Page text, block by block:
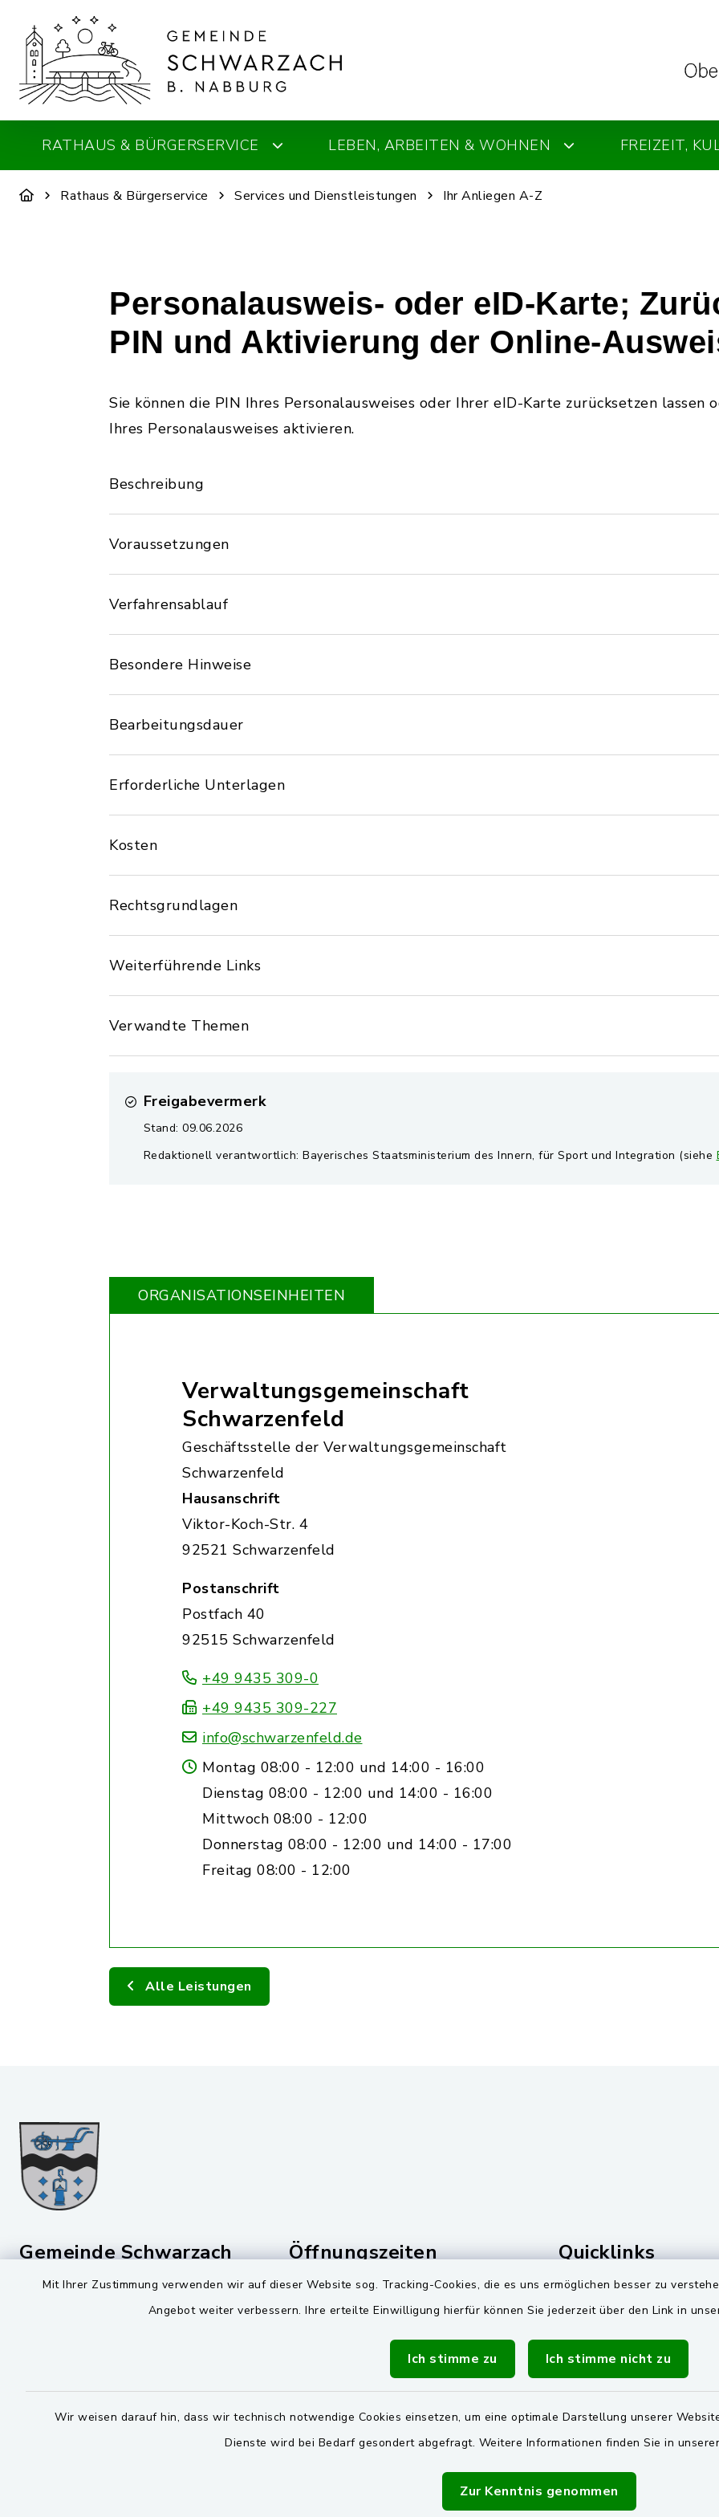
Mit Ihrer Zustimmung verwenden wir auf dieser Website sog. Tracking-Cookies, die es uns ermöglichen besser zu
Angebot weiter verbessern. Ihre erteilte Einwilligung hierfür können Sie jederzeit über den Link in
Ich stimme zu Ich stimme nicht zu
Wir weisen darauf hin, dass wir technisch notwendige Cookies einsetzen, um eine optimale Darstellung unserer
Dienste wird bei Bedarf gesondert abgefragt. Weitere Informationen finden Sie in
Zur Kenntnis genommen
RATHAUS & BÜRGERSERVICE LEBEN, ARBEITEN & WOHNEN FREIZEIT,
Rathaus & Bürgerservice Services und Dienstleistungen Ihr Anliegen A-Z
Personalausweis- oder eID-Karte;
PIN und Aktivierung der Online-
Sie können die PIN Ihres Personalausweises oder Ihrer eID-Karte zurücksetzen lassen
Ihres Personalausweises aktivieren.
Beschreibung
Voraussetzungen
Verfahrensablauf
Besondere Hinweise
Bearbeitungsdauer
Erforderliche Unterlagen
Kosten
Rechtsgrundlagen
Weiterführende Links
Verwandte Themen
Freigabevermerk
Stand: 09.06.2026
Redaktionell verantwortlich: Bayerisches Staatsministerium des Innern, für Sport und Integration (siehe
ORGANISATIONS­EINHEITEN
Verwaltungsgemeinschaft
Schwarzenfeld
Geschäftsstelle der Verwaltungsgemeinschaft
Schwarzenfeld
Hausanschrift
Viktor-Koch-Str. 4
92521 Schwarzenfeld
Postanschrift
Postfach 40
92515 Schwarzenfeld
+49 9435 309-0
+49 9435 309-227
info@schwarzenfeld.de
Montag 08:00 - 12:00 und 14:00 - 16:00
Dienstag 08:00 - 12:00 und 14:00 - 16:00
Mittwoch 08:00 - 12:00
Donnerstag 08:00 - 12:00 und 14:00 - 17:00
Freitag 08:00 - 12:00
Alle Leistungen
Gemeinde Schwarzach
09435 309-227
info@schwarzach-bei-
Öffnungszeiten
Montag bis Freitag:
08:00-12:00 Uhr
Montag und Dienstag zusätzlich:
14:00-16:00 Uhr
Donnerstag zusätzlich
14:00-17:00 Uhr
Bitte vereinbaren Sie einen
Quicklinks
Zweckverband
Pretzabrucker Gruppe
BayernPortal
Landkreis Schwandorf
Oberpfälzer Wald